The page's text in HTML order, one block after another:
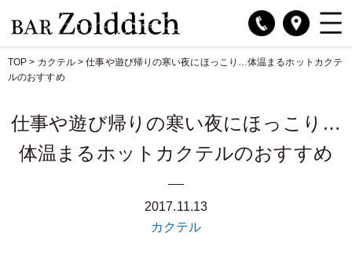
TOP > カクテル >仕事や遊び帰りの寒い夜にほっこり…体温まるホットカクテ
ルのおすすめ
仕事や遊び帰りの寒い夜にほっこり…
体温まるホットカクテルのおすすめ
2017.11.13
カクテル